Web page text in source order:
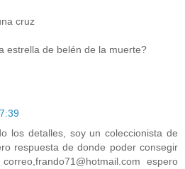
cruz
estrella de belén de la muerte?
los detalles, soy un coleccionista de
respuesta de donde poder consegir
espero